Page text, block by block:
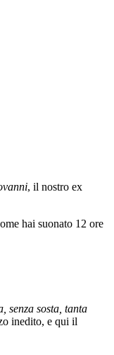
, il nostro ex
hai suonato 12 ore
senza sosta, tanta
inedito, e qui il